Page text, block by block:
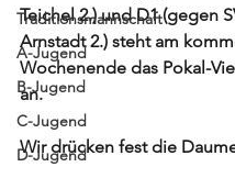
Traditionsmannschaft
A-Jugend
B-Jugend
C-Jugend
D-Jugend
Teichel 2.) und D1 (gegen
Arnstadt 2.) steht am
Wochenende das Pokal-
an.
Wir drücken fest die